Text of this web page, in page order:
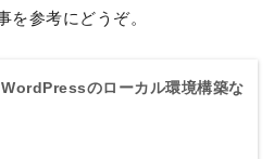
参考にどうぞ。
のローカル環境構築な